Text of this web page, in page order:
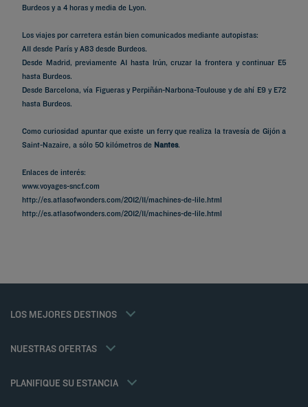
Burdeos y a 4 horas y media de Lyon.
Los viajes por carretera están bien comunicados mediante autopistas:
A11 desde París y A83 desde Burdeos.
Desde Madrid, previamente A1 hasta Irún, cruzar la frontera y continuar E5
hasta Burdeos.
Desde Barcelona, vía Figueras y Perpiñán-Narbona-Toulouse y de ahí E9 y E72
hasta Burdeos.
Como curiosidad apuntar que existe un ferry que realiza la travesía de Gijón a
Saint-Nazaire, a sólo 50 kilómetros de Nantes.
Enlaces de interés:
www.voyages-sncf.com
http://es.atlasofwonders.com/2012/11/machines-de-lile.html
http://es.atlasofwonders.com/2012/11/machines-de-lile.html
LOS MEJORES DESTINOS
Hoteles en Paris
Hoteles en Marsella
NUESTRAS OFERTAS
Tarifa del miembro
PLANIFIQUE SU ESTANCIA
Avisos legales
Política de cookies
Términos y Condiciones de Uso